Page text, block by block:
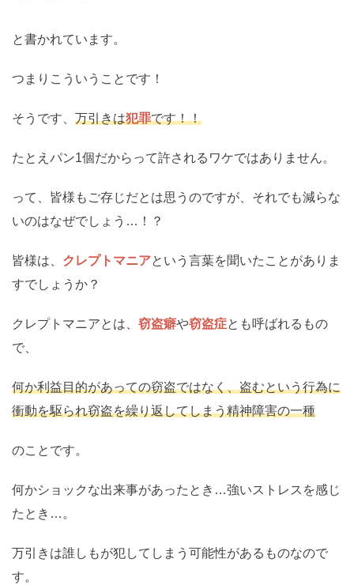
と書かれています。
つまりこういうことです！
そうです、 万引きは犯罪です！！
たとえパン1個だからって許されるワケではありません。
って、皆様もご存じだとは思うのですが、それでも減らな
いのはなぜでしょう…！？
皆様は、 クレプトマニアという言葉を聞いたことがありま
すでしょうか？
クレプトマニアとは、 窃盗癖や窃盗症とも呼ばれるもの
で、
何か利益目的があっての窃盗ではなく、盗むという行為に
衝動を駆られ窃盗を繰り返してしまう精神障害の一種
のことです。
何かショックな出来事があったとき…強いストレスを感じ
たとき…。
万引きは誰しもが犯してしまう可能性があるものなので
す。